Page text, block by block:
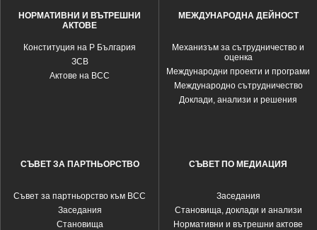
НОРМАТИВНИ И ВЪТРЕШНИ
АКТОВЕ
Конституция на Р България
ЗСВ
Актове на ВСС
МЕЖДУНАРОДНА ДЕЙНОСТ
Механизъм за сътрудничество и
оценка
Международни проекти и програми
Международно сътрудничество
Доклади, анализи и решения
СЪВЕТ ЗА ПАРТНЬОРСТВО
Съвет за партньорство към ВСС
Заседания
Становища
СЪВЕТ ПО МЕДИАЦИЯ
Заседания
Становища, доклади и анализи
Нормативни и вътрешни актове